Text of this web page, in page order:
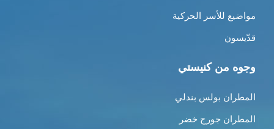
مواضيع للأسر الحركية
قدّيسون
وجوه من كنيستي
المطران بولس بندلي
المطران جورج خضر